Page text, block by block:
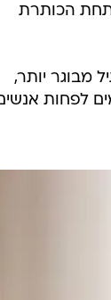
תחת הכותרת
מבוגר יותר,
לפחות